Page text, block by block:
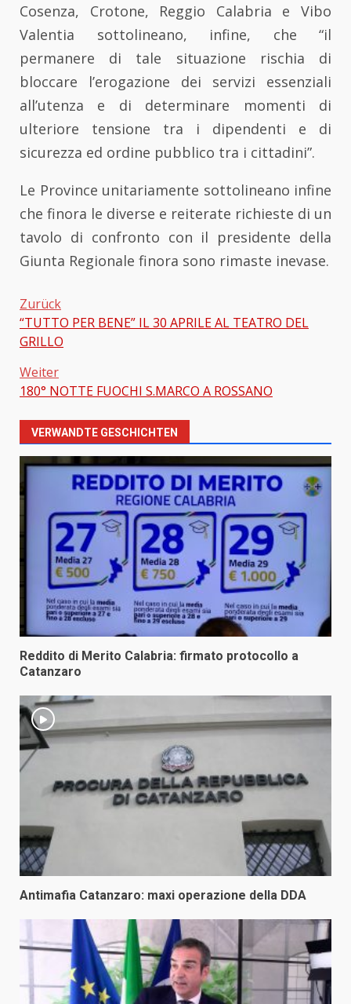
Cosenza, Crotone, Reggio Calabria e Vibo
Valentia sottolineano, infine, che “il
permanere di tale situazione rischia di
bloccare l’erogazione dei servizi essenziali
all’utenza e di determinare momenti di
ulteriore tensione tra i dipendenti e di
sicurezza ed ordine pubblico tra i cittadini”.
Le Province unitariamente sottolineano infine
che finora le diverse e reiterate richieste di un
tavolo di confronto con il presidente della
Giunta Regionale finora sono rimaste inevase.
Beitragsnavigation
Zurück
“TUTTO PER BENE” IL 30 APRILE AL TEATRO DEL
GRILLO
Weiter
180° NOTTE FUOCHI S.MARCO A ROSSANO
VERWANDTE GESCHICHTEN
Reddito di Merito Calabria: firmato protocollo a
Catanzaro
Antimafia Catanzaro: maxi operazione della DDA